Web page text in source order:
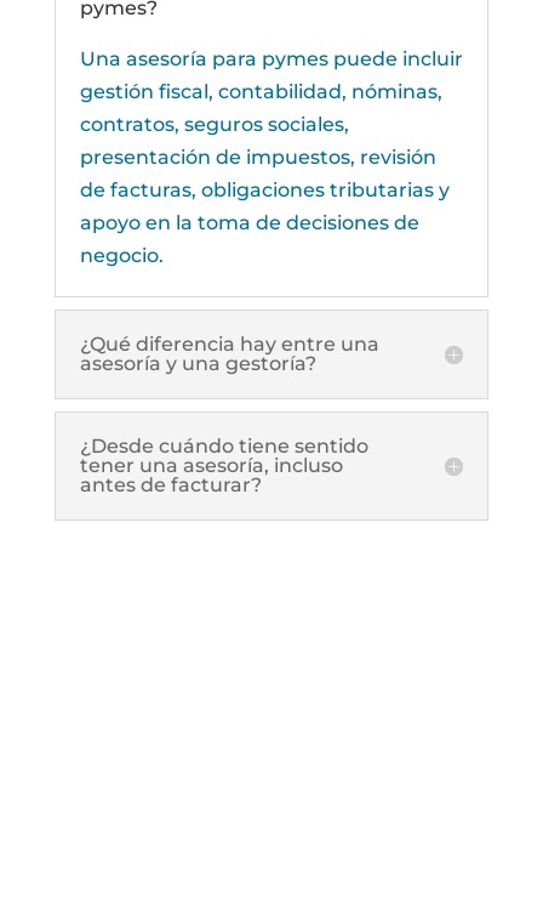
pymes?
Una asesoría para pymes puede incluir
gestión fiscal, contabilidad, nóminas,
contratos, seguros sociales,
presentación de impuestos, revisión
de facturas, obligaciones tributarias y
apoyo en la toma de decisiones de
negocio.
¿Qué diferencia hay entre una
asesoría y una gestoría?
¿Desde cuándo tiene sentido
tener una asesoría, incluso
antes de facturar?